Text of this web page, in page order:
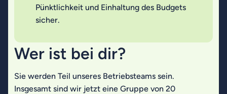
Pünktlichkeit und Einhaltung des Budgets
sicher.
Wer ist bei dir?
Sie werden Teil unseres Betriebsteams sein.
Insgesamt sind wir jetzt eine Gruppe von 20